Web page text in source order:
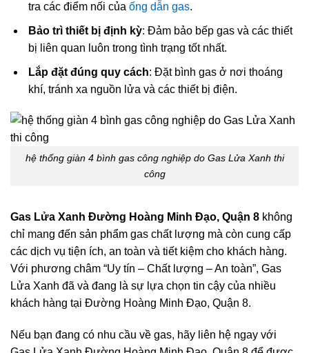
tra các điểm nối của ống dẫn gas.
Bảo trì thiết bị định kỳ: Đảm bảo bếp gas và các thiết
bị liên quan luôn trong tình trạng tốt nhất.
Lắp đặt đúng quy cách: Đặt bình gas ở nơi thoáng
khí, tránh xa nguồn lửa và các thiết bị điện.
hệ thống giàn 4 bình gas công nghiệp do Gas Lửa Xanh thi
công
Gas Lửa Xanh Đường Hoàng Minh Đạo, Quận 8 không
chỉ mang đến sản phẩm gas chất lượng mà còn cung cấp
các dịch vụ tiện ích, an toàn và tiết kiệm cho khách hàng.
Với phương châm “Uy tín – Chất lượng – An toàn”, Gas
Lửa Xanh đã và đang là sự lựa chọn tin cậy của nhiều
khách hàng tại Đường Hoàng Minh Đạo, Quận 8.
Nếu bạn đang có nhu cầu về gas, hãy liên hệ ngay với